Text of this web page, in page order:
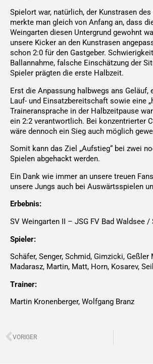
Spielort war, natürlich, der Kunstrasen des
merkte man gleich von Anfang an, dass
Weingarten diesen Untergrund gewohnt
unsere Kicker an den Kunstrasen
schon 2:0 für den Gastgeber.
Ballannahme, falsche Einschätzung der
Spieler prägten die erste Halbzeit.
Erst die Anpassung halbwegs ans Geläuf,
Lauf- und Einsatzbereitschaft sowie eine
Traineransprache in der Halbzeitpause
ein 2:2 verantwortlich. Bei konzentrierter
wäre dennoch ein Sieg auch möglich
Somit kann das Ziel „Aufstieg“ bei zwei
Spielen abgehackt werden.
Ein Dank wie immer an unsere treuen
unsere Jungs auch bei Auswärtsspielen
Erbebnis:
SV Weingarten II – JSG FV Bad Waldsee
Spieler:
Schäfer, Senger, Schmid, Gimzicki, Geßler
Madarasz, Martin, Matt, Horn, Kosarev,
Trainer:
Martin Kronenberger, Wolfgang Branz
Zurück
VORIGER